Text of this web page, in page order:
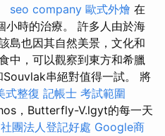
seo company 歐式外燴 在
小時的治療。 許多人由於海
島也因其自然美景，文化和
中，可以觀察到東方和希臘
串絕對值得一試。 將
式整復 記帳士 考試範圍
，Butterfly-V.lgyt的每一天
社團法人登記好處 Google商